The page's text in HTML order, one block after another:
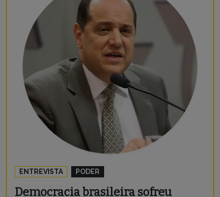
ENTREVISTA PODER
Democracia brasileira sofreu